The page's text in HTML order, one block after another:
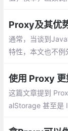
个属性的赋值操作
Proxy及其优
通常，当谈到
特性，本文也不
么。
使用 Proxy
这篇文章提到
alStorage 甚至是